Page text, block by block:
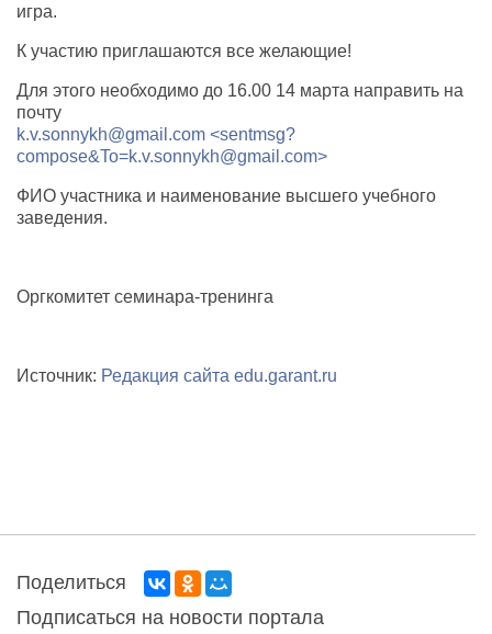
игра.
К участию приглашаются все желающие!
Для этого необходимо до 16.00 14 марта направить на
почту
k.v.sonnykh@gmail.com <sentmsg?
compose&To=k.v.sonnykh@gmail.com>
ФИО участника и наименование высшего учебного
заведения.
Оргкомитет семинара-тренинга
Источник: Редакция сайта edu.garant.ru
Поделиться
Подписаться на новости портала